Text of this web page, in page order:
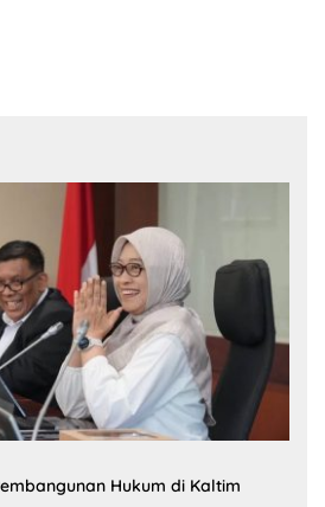
Hukum di Kaltim